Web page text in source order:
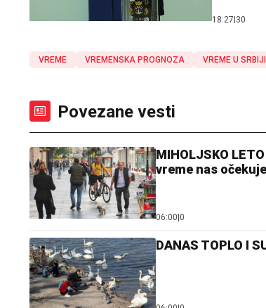
18:27 30
VREME VREMENSKA PROGNOZA VREME U SRBIJI
Povezane vesti
MIHOLJSKO
vreme nas
06:00 0
DANAS TOPLO I